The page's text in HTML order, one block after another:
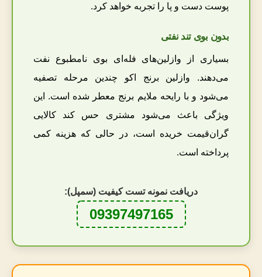
پوست دست و پا را تجربه خواهد کرد.
بدون بوی تند نفتی
بسیاری از وازلین‌های فله‌ای بوی نامطبوع نفت
می‌دهند. وازلین برنج اکو چندین مرحله تصفیه
می‌شود و با رایحه ملایم برنج معطر شده است. این
ویژگی باعث می‌شود مشتری حس کند کالایی
گران‌قیمت خریده است، در حالی که هزینه کمی
پرداخته است.
دریافت نمونه تست کیفیت (سمپل):
09397497165